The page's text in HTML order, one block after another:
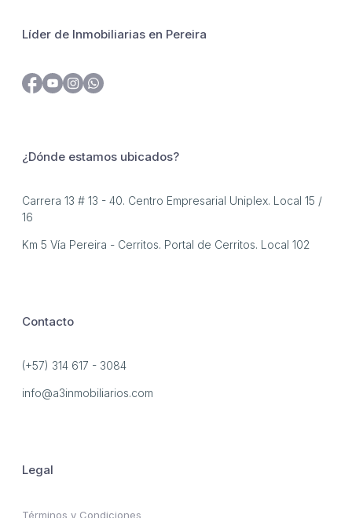
Líder de Inmobiliarias en Pereira
¿Dónde estamos ubicados?
Carrera 13 # 13 - 40. Centro Empresarial Uniplex. Local 15 /
16
Km 5 Vía Pereira - Cerritos. Portal de Cerritos. Local 102
Contacto
(+57) 314 617 - 3084
info@a3inmobiliarios.com
Legal
Términos y Condiciones